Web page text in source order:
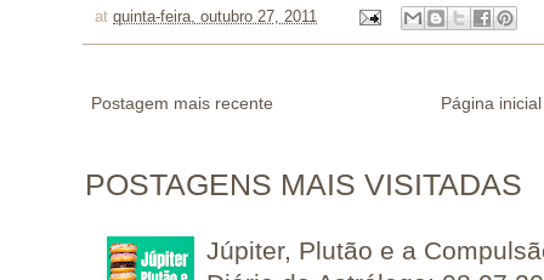
at quinta-feira, outubro 27, 2011
Postagem mais recente Página inicial
POSTAGENS MAIS VISITADAS
Júpiter, Plutão e a